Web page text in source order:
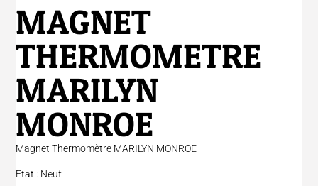
MAGNET
THERMOMETRE
MARILYN
MONROE
Magnet Thermomètre MARILYN MONROE
Etat : Neuf